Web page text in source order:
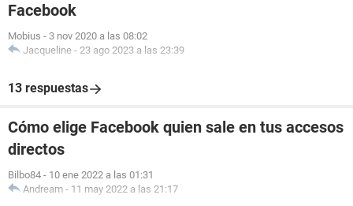
Facebook
Mobius - 3 nov 2020 a las 08:02
Jacqueline - 23 ago 2023 a las 23:39
13 respuestas
Cómo elige Facebook quien sale en tus accesos
directos
Bilbo84 - 10 ene 2022 a las 01:31
Andream - 11 may 2022 a las 21:17